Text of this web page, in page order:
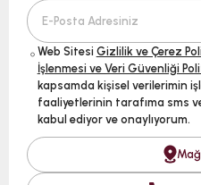
Web Sitesi Gizlilik ve Çerez
İşlenmesi ve Veri Güvenliği
kapsamda kişisel verilerimin
faaliyetlerinin tarafıma sms
kabul ediyor ve onaylıyorum.